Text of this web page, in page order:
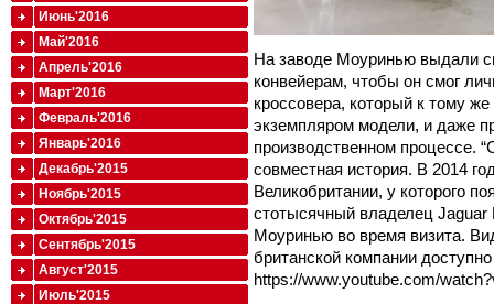
На заводе Моуринью выдали
конвейерам, чтобы он смог
кроссовера, который к тому
экземпляром модели, и даже
производственном процессе.
совместная история. В 2014
Великобритании, у которого
стотысячный владелец Jaguar
Моуринью во время визита.
британской компании
https://www.youtube.com/
Июнь'2016
Май'2016
Апрель'2016
Март'2016
Февраль'2016
Январь'2016
Декабрь'2015
Ноябрь'2015
Октябрь'2015
Сентябрь'2015
Август'2015
Июль'2015